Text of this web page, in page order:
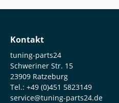
Kontakt
tuning-parts24
Schweriner Str. 15
23909 Ratzeburg
Tel.: +49 (0)451 5823149
service@tuning-parts24.de